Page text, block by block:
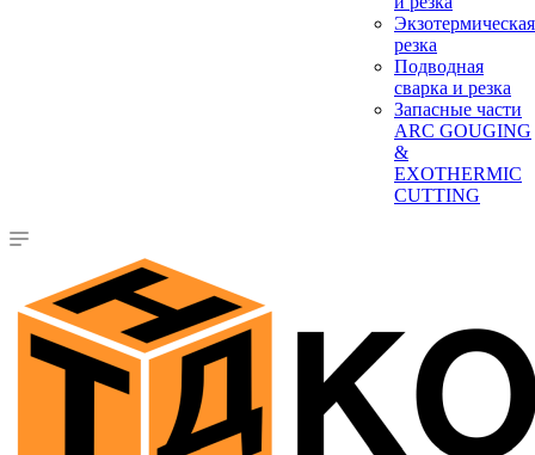
Экзотермическая
резка
Подводная
сварка и резка
Запасные части
ARC GOUGING
&
EXOTHERMIC
CUTTING